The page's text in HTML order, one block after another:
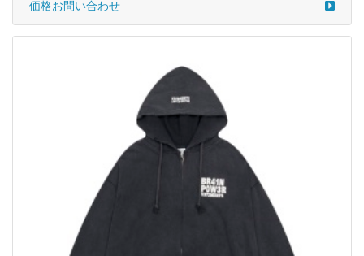
価格お問い合わせ